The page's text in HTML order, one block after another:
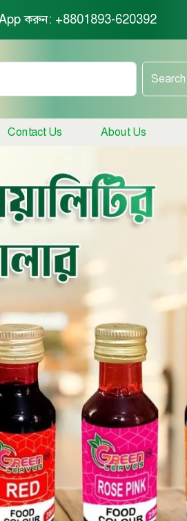
করুন: +8801893-620392
Search
Contact Us About Us